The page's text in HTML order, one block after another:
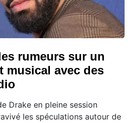
rumeurs sur un
musical avec des
Drake en pleine session
les spéculations autour de